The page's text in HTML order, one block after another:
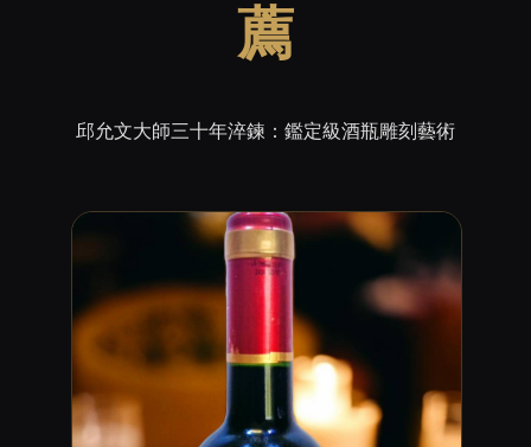
薦
邱允文大師三十年淬鍊：鑑定級酒瓶雕刻藝術